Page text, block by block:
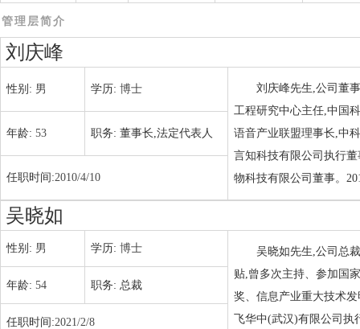
管理层简介
刘庆峰
性别: 男 学历: 博士
刘庆峰先生,公司董
工程研究中心主任,中国
语音产业联盟理事长,中
言知科技有限公司执行
物科技有限公司董事。
年龄: 53 职务: 董事长,法定代表人
任职时间:2010/4/10
吴晓如
性别: 男 学历: 博士
吴晓如先生,公司总
贴,曾多次主持、参加国
奖、信息产业重大技术
飞华中(武汉)有限公司执
年龄: 54 职务: 总裁
任职时间:2021/2/8